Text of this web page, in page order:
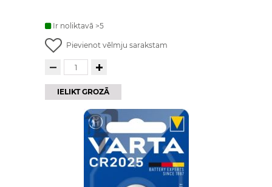
Ir noliktavā >5
Pievienot vēlmju sarakstam
IELIKT GROZĀ